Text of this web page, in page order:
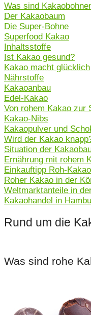
Was sind
Der Kakaobaum
Die Super-Bohne
Superfood Kakao
Inhaltsstoffe
Ist Kakao gesund?
Kakao macht glücklich
Nährstoffe
Kakaoanbau
Edel-Kakao
Von rohem Kakao zur
Kakao-Nibs
Kakaopulver und
Wird der Kakao
Situation der
Ernährung mit rohem
Einkauftipp Roh-Kakao
Roher Kakao in der
Weltmarktanteile in
Kakaohandel in
Rund um die
Was sind rohe